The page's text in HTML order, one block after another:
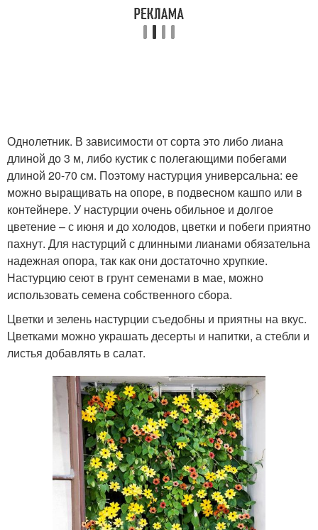
Однолетник. В зависимости от сорта это либо лиана
длиной до 3 м, либо кустик с полегающими побегами
длиной 20-70 см. Поэтому настурция универсальна: ее
можно выращивать на опоре, в подвесном кашпо или в
контейнере. У настурции очень обильное и долгое
цветение – с июня и до холодов, цветки и побеги приятно
пахнут. Для настурций с длинными лианами обязательна
надежная опора, так как они достаточно хрупкие.
Настурцию сеют в грунт семенами в мае, можно
использовать семена собственного сбора.
Цветки и зелень настурции съедобны и приятны на вкус.
Цветками можно украшать десерты и напитки, а стебли и
листья добавлять в салат.